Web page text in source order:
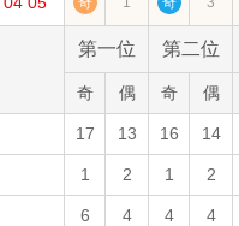
第一位 第二位
奇 偶 奇 偶
17 13 16 14
1 2 1 2
6 4 4 4